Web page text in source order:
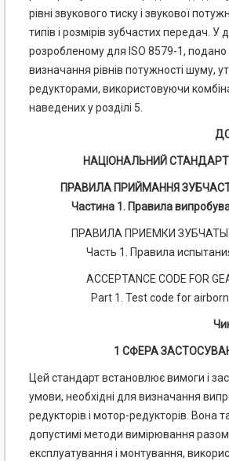
рівні звукового тиску і звукової
типів і розмірів зубчастих передач. У
розробленому для ISO 8579-1,
визначання рівнів потужності шуму,
редукторами, використовуючи
наведених у розділі 5.
НАЦІОНАЛЬНИЙ СТАНДАРТ
ПРАВИЛА ПРИЙМАННЯ
Частина 1. Правила
ПРАВИЛА ПРИЕМКИ
Часть 1. Правила
ACCEPTANCE CODE FOR
Part 1. Test code for
1 СФЕРА
Цей стандарт встановлює вимоги і
умови, необхідні для визначання
редукторів і мотор-редукторів. Вона
допустимі методи вимірювання
експлуатування і монтування,